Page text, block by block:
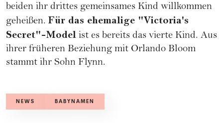
beiden ihr drittes gemeinsames Kind willkommen
geheißen. Für das ehemalige "Victoria's
Secret"-Model ist es bereits das vierte Kind. Aus
ihrer früheren Beziehung mit Orlando Bloom
stammt ihr Sohn Flynn.
NEWS BABYNAMEN